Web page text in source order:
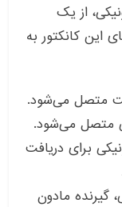
از یک
این کانکتور به
متصل می‌شود.
متصل می‌شود.
برای دریافت
گیرنده مادون